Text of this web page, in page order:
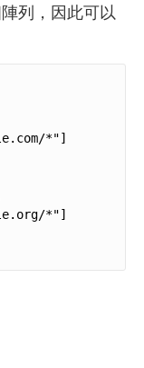
列，因此可以
*"]
*"]